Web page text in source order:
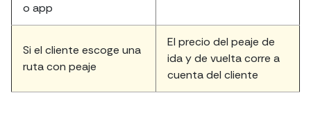
o app
Si el cliente escoge una
ruta con peaje
El precio del peaje de
ida y de vuelta corre a
cuenta del cliente